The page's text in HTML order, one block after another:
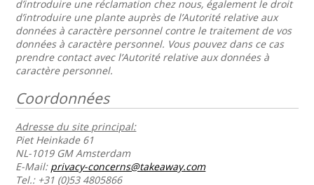
d’introduire une réclamation chez nous, également le droit
d’introduire une plante auprès de l’Autorité relative aux
données à caractère personnel contre le traitement de vos
données à caractère personnel. Vous pouvez dans ce cas
prendre contact avec l’Autorité relative aux données à
caractère personnel.
Coordonnées
Adresse du site principal:
Piet Heinkade 61
NL-1019 GM Amsterdam
E-Mail: privacy-concerns@takeaway.com
Tel.: +31 (0)53 4805866